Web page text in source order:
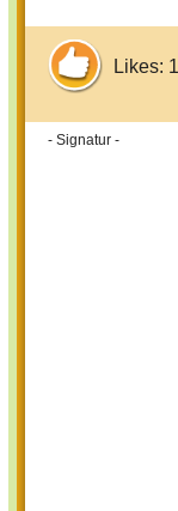
Likes: 1
- Signatur -